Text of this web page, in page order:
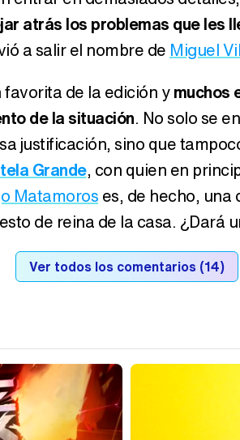
atrás los problemas que les
a salir el nombre de Miguel
de la edición ymuchos
de la situación. No solo se
justificación, sino que
Grande, con quien en
Matamoros es, de hecho, una
de reina de la casa. ¿Dará
Ver todos los comentarios (14)